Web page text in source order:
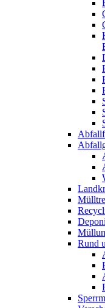
Rund